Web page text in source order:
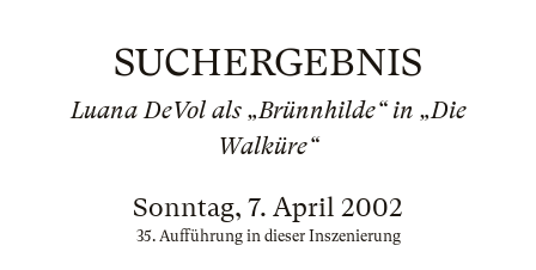
SUCHERGEBNIS
Luana DeVol als „Brünnhilde“ in „Die
Walküre“
Sonntag, 7. April 2002
35. Aufführung in dieser Inszenierung